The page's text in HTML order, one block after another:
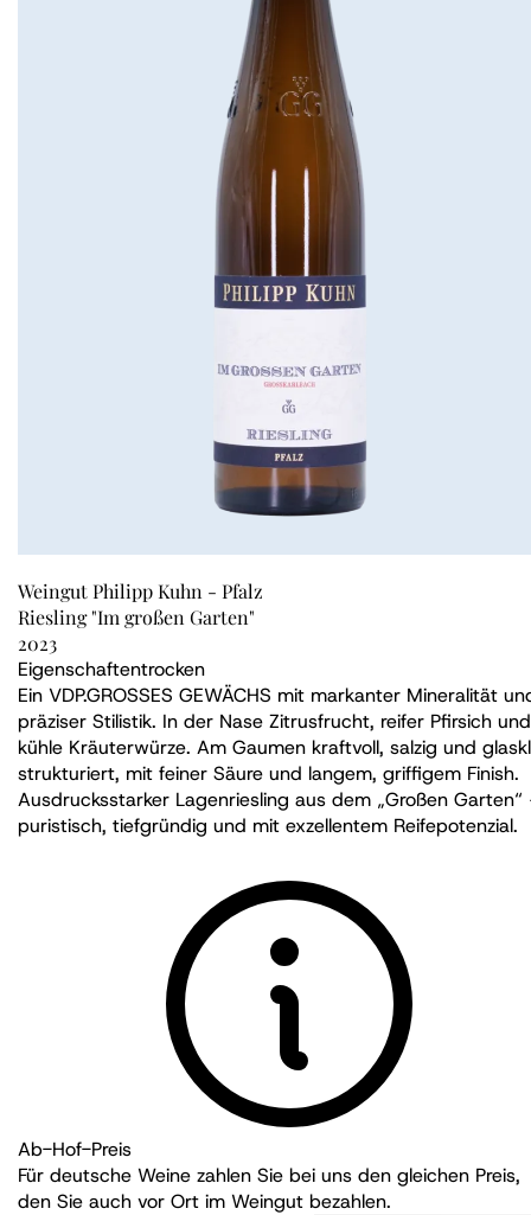
Weingut Philipp Kuhn - Pfalz
Riesling "Im großen Garten"
2023
Eigenschaftentrocken
Ein VDP.GROSSES GEWÄCHS mit markanter Mineralität
präziser Stilistik. In der Nase Zitrusfrucht, reifer Pfirsich und
kühle Kräuterwürze. Am Gaumen kraftvoll, salzig und
strukturiert, mit feiner Säure und langem, griffigem Finish.
Ausdrucksstarker Lagenriesling aus dem „Großen Garten“
puristisch, tiefgründig und mit exzellentem Reifepotenzial.
Ab-Hof-Preis
Für deutsche Weine zahlen Sie bei uns den gleichen Preis,
den Sie auch vor Ort im Weingut bezahlen.